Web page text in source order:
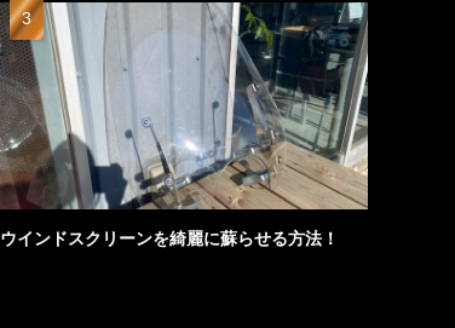
ウインドスクリーンを綺麗に蘇らせる方法！